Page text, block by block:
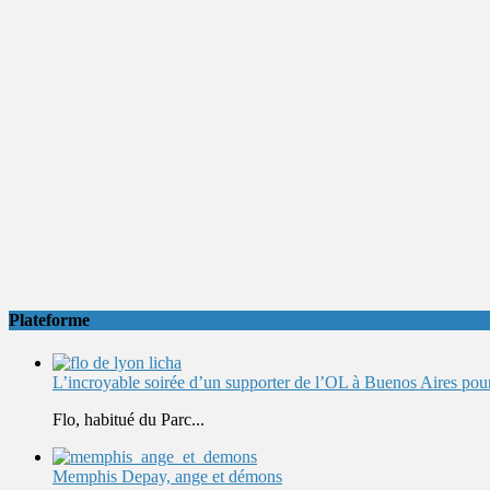
Plateforme
L’incroyable soirée d’un supporter de l’OL à Buenos Aires
Flo, habitué du Parc...
Memphis Depay, ange et démons